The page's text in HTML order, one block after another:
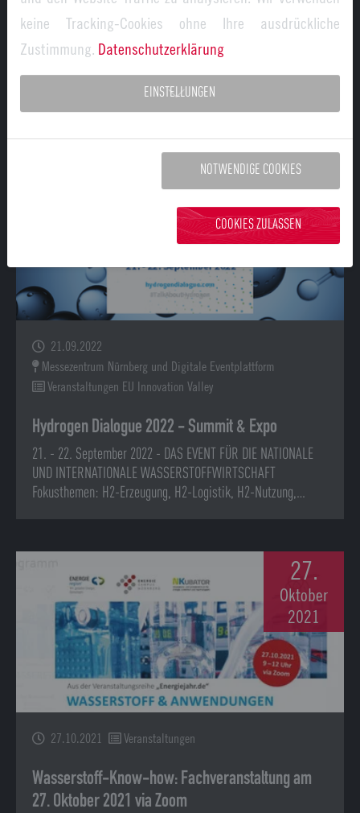
Teststrecke für induktives Laden von
Elektrofahrzeugen in Bayern
des Elektroautos vor Erreichen des Ziels versagt:
Elektrifizierte Straßen laden E-Autos während der…
21.
September
2022
21.09.2022
Messezentrum Nürnberg und Digitale Eventplattform
Veranstaltungen EU Innovation Valley
Hydrogen Dialogue 2022 - Summit & Expo
21. - 22. September 2022 - DAS EVENT FÜR DIE NATIONALE
UND INTERNATIONALE WASSERSTOFFWIRTSCHAFT
Fokusthemen: H2-Erzeugung, H2-Logistik, H2-Nutzung,…
27.
Oktober
2021
27.10.2021 Veranstaltungen
Wasserstoff-Know-how: Fachveranstaltung am
27. Oktober 2021 via Zoom
keine Tracking-Cookies ohne Ihre ausdrückliche
Zustimmung. Datenschutzerklärung
EINSTELLUNGEN
NOTWENDIGE COOKIES
COOKIES ZULASSEN